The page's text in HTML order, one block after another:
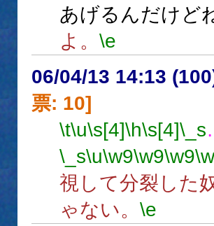
あげるんだけど
よ。 \e
06/04/13 14:13
票: 10]
\t\u\s[4]\h\s[4]\_s
\_s\u\w9\w9\w9
視して分裂した
ゃない。 \e